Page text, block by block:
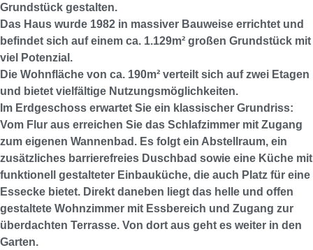
Grundstück gestalten.
Das Haus wurde 1982 in massiver Bauweise errichtet und
befindet sich auf einem ca. 1.129m² großen Grundstück mit
viel Potenzial.
Die Wohnfläche von ca. 190m² verteilt sich auf zwei Etagen
und bietet vielfältige Nutzungsmöglichkeiten.
Im Erdgeschoss erwartet Sie ein klassischer Grundriss:
Vom Flur aus erreichen Sie das Schlafzimmer mit Zugang
zum eigenen Wannenbad. Es folgt ein Abstellraum, ein
zusätzliches barrierefreies Duschbad sowie eine Küche mit
funktionell gestalteter Einbauküche, die auch Platz für eine
Essecke bietet. Direkt daneben liegt das helle und offen
gestaltete Wohnzimmer mit Essbereich und Zugang zur
überdachten Terrasse. Von dort aus geht es weiter in den
Garten.